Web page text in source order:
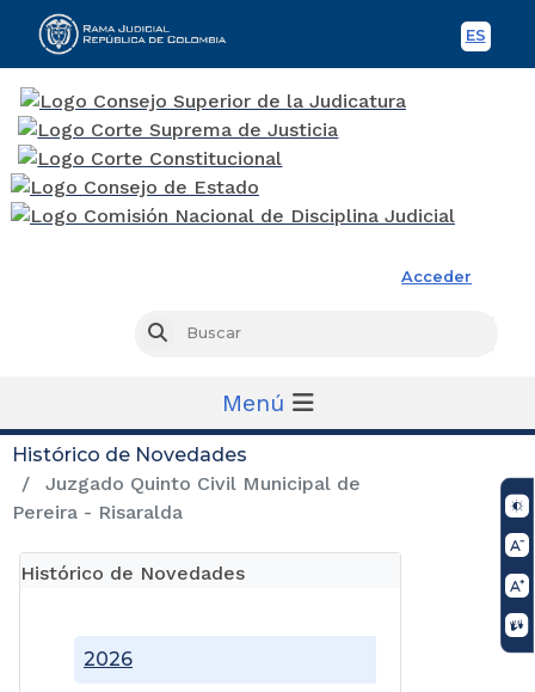
ES
Acceder
Buscar
Menú
Histórico de Novedades
Juzgado Quinto Civil Municipal de
Pereira - Risaralda
Histórico de Novedades
2026